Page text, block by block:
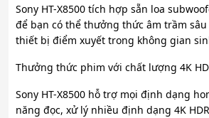
Sony HT-X8500 tích hợp sẵn loa
để bạn có thể thưởng thức âm trầm
thiết bị điểm xuyết trong không gian
Thưởng thức phim với chất lượng 4K
Sony HT-X8500 hỗ trợ mọi định dạng
năng đọc, xử lý nhiều định dạng 4K